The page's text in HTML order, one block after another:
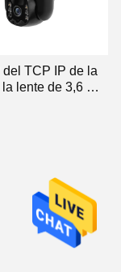
TCP IP de la
lente de 3,6 mm